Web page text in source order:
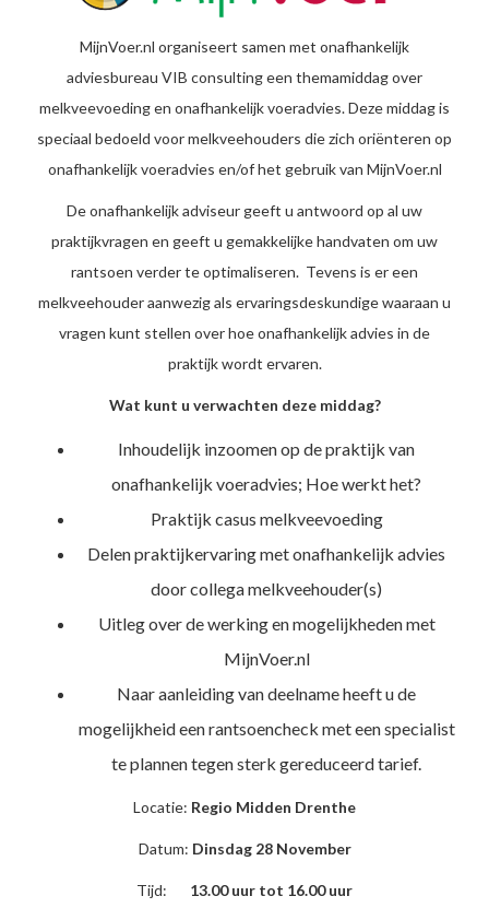
MijnVoer.nl organiseert samen met onafhankelijk
adviesbureau VIB consulting een themamiddag over
melkveevoeding en onafhankelijk voeradvies. Deze middag is
speciaal bedoeld voor melkveehouders die zich oriënteren op
onafhankelijk voeradvies en/of het gebruik van MijnVoer.nl
De onafhankelijk adviseur geeft u antwoord op al uw
praktijkvragen en geeft u gemakkelijke handvaten om uw
rantsoen verder te optimaliseren. Tevens is er een
melkveehouder aanwezig als ervaringsdeskundige waaraan u
vragen kunt stellen over hoe onafhankelijk advies in de
praktijk wordt ervaren.
Wat kunt u verwachten deze middag?
Inhoudelijk inzoomen op de praktijk van
onafhankelijk voeradvies; Hoe werkt het?
Praktijk casus melkveevoeding
Delen praktijkervaring met onafhankelijk advies
door collega melkveehouder(s)
Uitleg over de werking en mogelijkheden met
MijnVoer.nl
Naar aanleiding van deelname heeft u de
mogelijkheid een rantsoencheck met een specialist
te plannen tegen sterk gereduceerd tarief.
Locatie: Regio Midden Drenthe
Datum: Dinsdag 28 November
Tijd: 13.00 uur tot 16.00 uur